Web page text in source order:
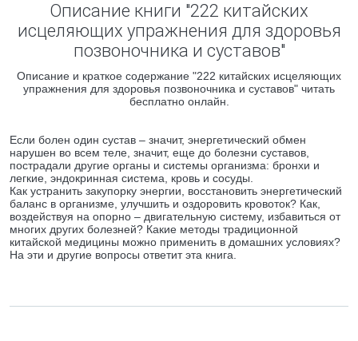
Описание книги "222 китайских
исцеляющих упражнения для здоровья
позвоночника и суставов"
Описание и краткое содержание "222 китайских исцеляющих
упражнения для здоровья позвоночника и суставов" читать
бесплатно онлайн.
Если болен один сустав – значит, энергетический обмен
нарушен во всем теле, значит, еще до болезни суставов,
пострадали другие органы и системы организма: бронхи и
легкие, эндокринная система, кровь и сосуды.
Как устранить закупорку энергии, восстановить энергетический
баланс в организме, улучшить и оздоровить кровоток? Как,
воздействуя на опорно – двигательную систему, избавиться от
многих других болезней? Какие методы традиционной
китайской медицины можно применить в домашних условиях?
На эти и другие вопросы ответит эта книга.